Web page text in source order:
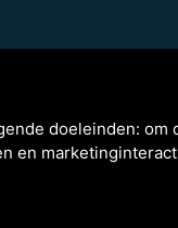
doeleinden: om
en